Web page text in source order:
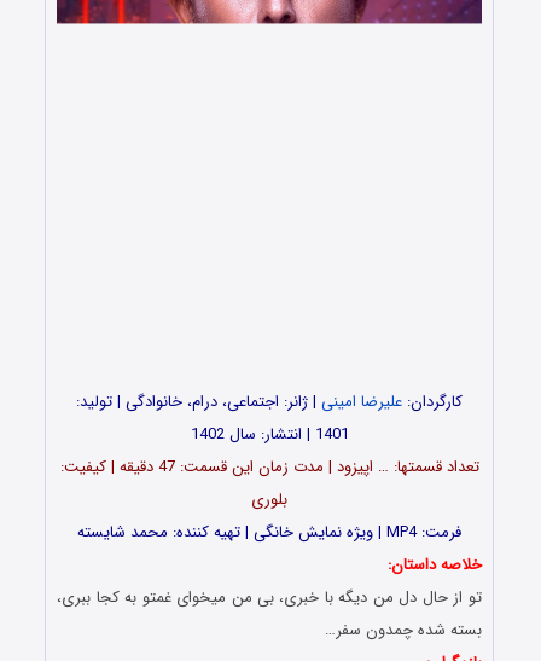
کارگردان: علیرضا امینی | ژانر: اجتماعی، درام، خانوادگی | تولید:
1401 | انتشار: سال 1402
تعداد قسمت‎ها: … اپیزود | مدت زمان این قسمت: 47 دقیقه | کیفیت:
بلوری
فرمت: MP4 | ویژه نمایش خانگی | تهیه کننده: محمد شایسته
خلاصه داستان:
تو از حال دل من دیگه با خبری، بی من میخوای غمتو به کجا ببری،
بسته شده چمدون سفر…